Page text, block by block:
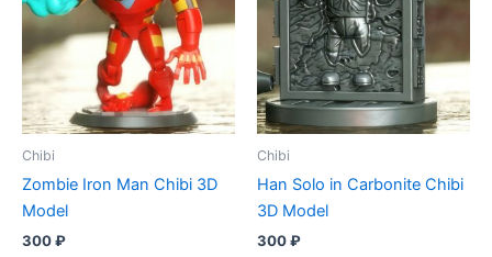
Chibi
Zombie Iron Man Chibi 3D
Model
300₽
Chibi
Han Solo in Carbonite Chibi
3D Model
300₽